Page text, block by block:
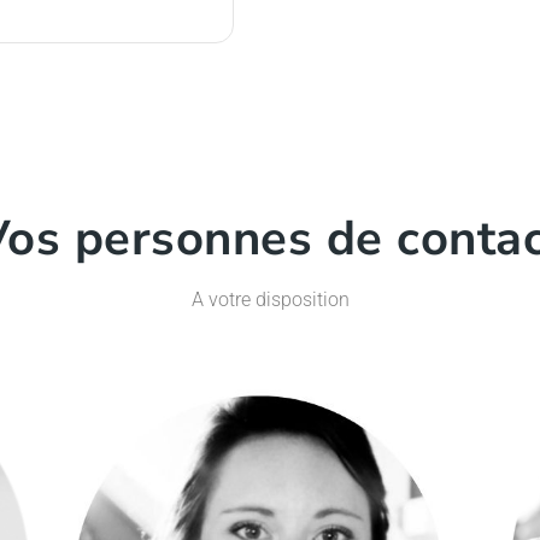
personnes de
A votre disposition